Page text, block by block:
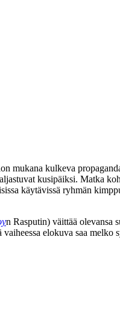
mukana kulkeva
kusipäiksi. Matka
käytävissä ryhmän
n Rasputin) väittää olevansa
elokuva saa